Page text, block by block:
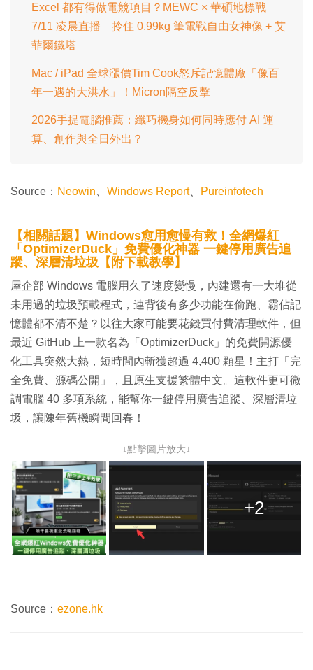
Excel 都有得做電競項目？MEWC × 華碩地標戰
7/11 凌晨直播 拎住 0.99kg 筆電戰自由女神像 + 艾
菲爾鐵塔
Mac / iPad 全球漲價Tim Cook怒斥記憶體廠「像百
年一遇的大洪水」！Micron隔空反擊
2026手提電腦推薦：纖巧機身如何同時應付 AI 運
算、創作與全日外出？
Source： Neowin Windows Report、 Pureinfotech
【相關話題】Windows愈用愈慢有救！全網爆紅
「OptimizerDuck」免費優化神器 一鍵停用廣告追
蹤、深層清垃圾【附下載教學】
屋企部 Windows 電腦用久了速度變慢，內建還有一大堆從
未用過的垃圾預載程式，連背後有多少功能在偷跑、霸佔記
憶體都不清不楚？以往大家可能要花錢買付費清理軟件，但
最近 GitHub 上一款名為「OptimizerDuck」的免費開源優
化工具突然大熱，短時間內斬獲超過 4,400 顆星！主打「完
全免費、源碼公開」，且原生支援繁體中文。這軟件更可微
調電腦 40 多項系統，能幫你一鍵停用廣告追蹤、深層清垃
圾，讓陳年舊機瞬間回春！
↓點擊圖片放大↓
+2
Source： ezone.hk